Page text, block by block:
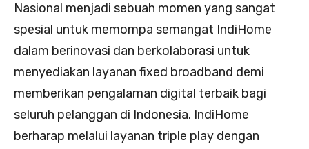
Nasional menjadi sebuah momen yang sangat
spesial untuk memompa semangat IndiHome
dalam berinovasi dan berkolaborasi untuk
menyediakan layanan fixed broadband demi
memberikan pengalaman digital terbaik bagi
seluruh pelanggan di Indonesia. IndiHome
berharap melalui layanan triple play dengan